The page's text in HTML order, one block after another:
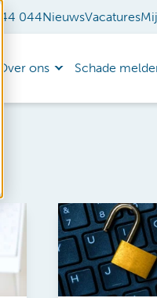
044NieuwsVacatures
Over ons Schade